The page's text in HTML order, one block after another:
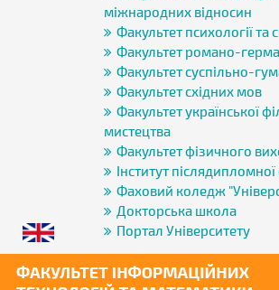
міжнародних відносин
Факультет психології та
Факультет романо-
Факультет суспільно-
Факультет східних мов
Факультет української
мистецтва
Факультет фізичного
Інститут післядипломної
Фаховий коледж
Докторська школа
Портал Університету